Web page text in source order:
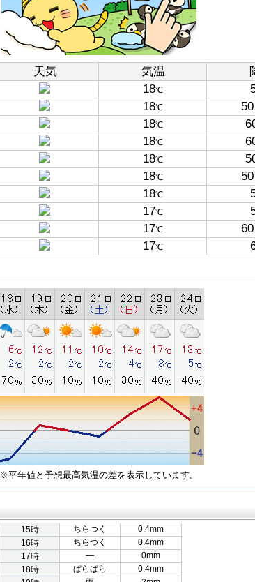
天気 気温
18℃
18℃ 50
18℃
18℃
18℃
18℃ 50
18℃
17℃
17℃ 60
17℃
※平年値と予想最高気温の差を表示しています。
15時 ちらつく
0.4mm
16時
ちらつく
0.4mm
17時
―
0mm
18時
ぱらぱら
0.4mm